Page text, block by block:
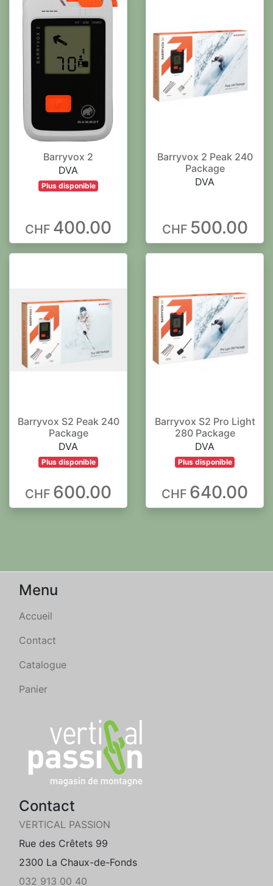
Barryvox 2
DVA
Plus disponible
CHF 400.00
Barryvox 2 Peak 240
Package
DVA
CHF 500.00
Barryvox S2 Peak 240
Package
DVA
Plus disponible
CHF 600.00
Barryvox S2 Pro Light
280 Package
DVA
Plus disponible
CHF 640.00
Menu
Accueil
Contact
Catalogue
Panier
Contact
VERTICAL PASSION
Rue des Crêtets 99
2300 La Chaux-de-Fonds
032 913 00 40